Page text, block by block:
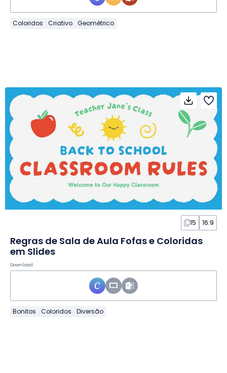
Coloridos Criativo Geométrico
15 16:9
Regras de Sala de Aula Fofas e Coloridas
em Slides
Download
Bonitos Coloridos Diversão